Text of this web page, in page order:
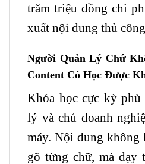
trăm triệu đồng chi
xuất nội dung thủ
Người Quản Lý Chứ
Content Có Học Được
Khóa học cực kỳ phù
lý và chủ doanh
máy. Nội dung không
gõ từng chữ, mà dạy